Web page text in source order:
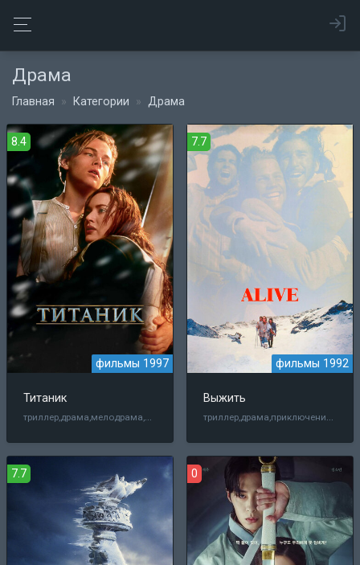
Драма
Главная Категории Драма
8.4
фильмы 1997
Титаник
триллер,драма,мелодрама,история
7.7
фильмы 1992
Выжить
триллер,драма,приключения,история
7.7 0